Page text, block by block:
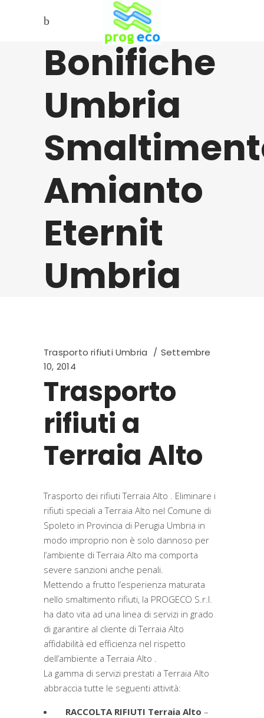
Bonifiche
Umbria
Amianto
Eternit
Umbria
Trasporto rifiuti Umbria
Settembre
10, 2014
Trasporto
rifiuti a
Terraia Alto
Trasporto dei rifiuti Terraia Alto . Eliminare i
rifiuti speciali a Terraia Alto nel Comune di
Spoleto in Provincia di Perugia Umbria in
modo improprio non è solo dannoso per
l’ambiente di Terraia Alto ma comporta
severe sanzioni anche penali.
Mettendo a frutto l’esperienza maturata
nello smaltimento rifiuti, la PROGECO S.r.l.
ha dato vita ad una linea di servizi in grado
di garantire al cliente di Terraia Alto
affidabilità ed efficienza nel rispetto
dell’ambiente a Terraia Alto .
La gamma di servizi prestati a Terraia Alto
abbraccia tutte le seguenti attività:
RACCOLTA RIFIUTI Terraia Alto –